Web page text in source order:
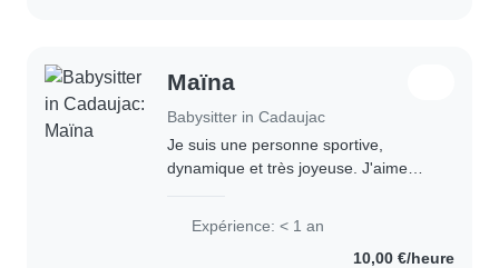
Maïna
Babysitter in Cadaujac
Je suis une personne sportive,
dynamique et très joyeuse. J'aime
positive. J'adore m'occuper des
Expérience: < 1 an
10,00 €/heure